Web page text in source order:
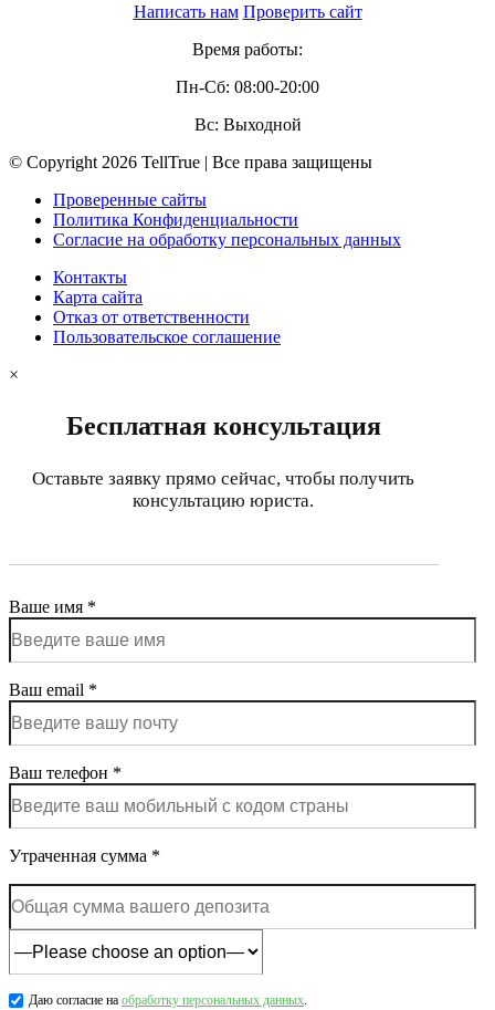
Написать нам Проверить сайт
Время работы:
Пн-Сб: 08:00-20:00
Вс: Выходной
© Copyright 2026 TellTrue | Все права защищены
Проверенные сайты
Политика Конфиденциальности
Согласие на обработку персональных данных
Контакты
Карта сайта
Отказ от ответственности
Пользовательское соглашение
×
Бесплатная консультация
Оставьте заявку прямо сейчас, чтобы получить
консультацию юриста.
Ваше имя *
Ваш email *
Ваш телефон *
Утраченная сумма *
Даю согласие на обработку персональных данных.